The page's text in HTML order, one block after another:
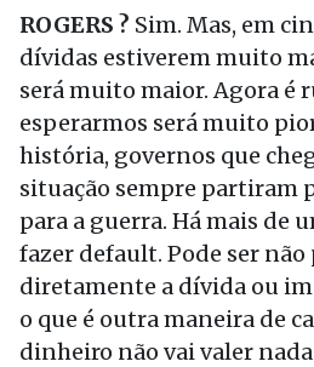
ROGERS ? Sim. Mas, em
dívidas estiverem muito
será muito maior. Agora é
esperarmos será muito
história, governos que
situação sempre partiram
para a guerra. Há mais de
fazer default. Pode ser não
diretamente a dívida ou
o que é outra maneira de
dinheiro não vai valer